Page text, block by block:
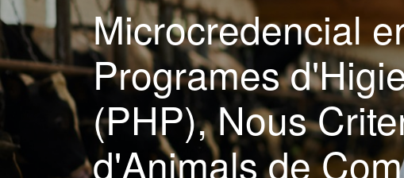
Microcredencial
Programes
(PHP), Nous
d'Animals de